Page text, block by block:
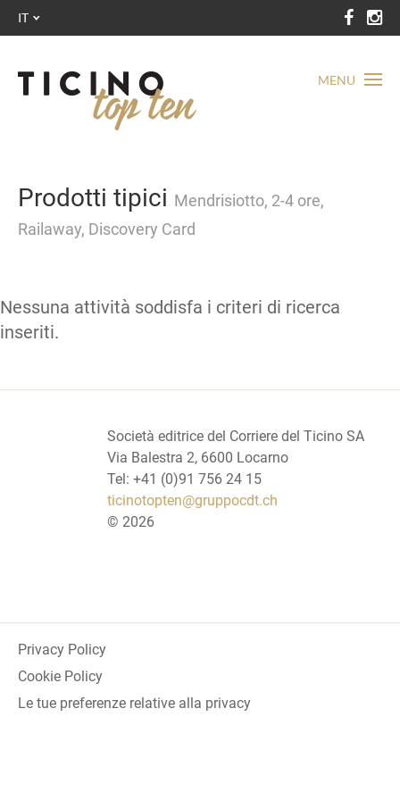
MENU
IT
Prodotti tipici Mendrisiotto, 2-4 ore,
Railaway, Discovery Card
Nessuna attività soddisfa i criteri di ricerca
inseriti.
Società editrice del Corriere del Ticino SA
Via Balestra 2, 6600 Locarno
Tel: +41 (0)91 756 24 15
ticinotopten@gruppocdt.ch
© 2026
Privacy Policy
Cookie Policy
Le tue preferenze relative alla privacy